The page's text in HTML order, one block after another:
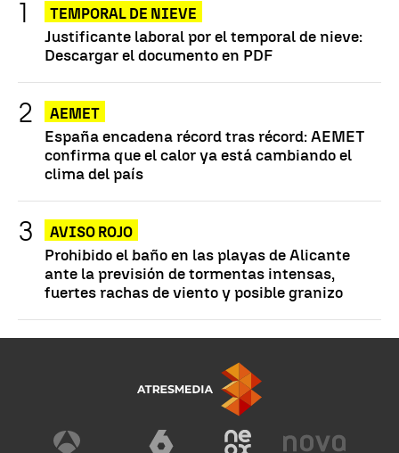
TEMPORAL DE NIEVE
Justificante laboral por el temporal de nieve:
Descargar el documento en PDF
AEMET
España encadena récord tras récord: AEMET
confirma que el calor ya está cambiando el
clima del país
AVISO ROJO
Prohibido el baño en las playas de Alicante
ante la previsión de tormentas intensas,
fuertes rachas de viento y posible granizo